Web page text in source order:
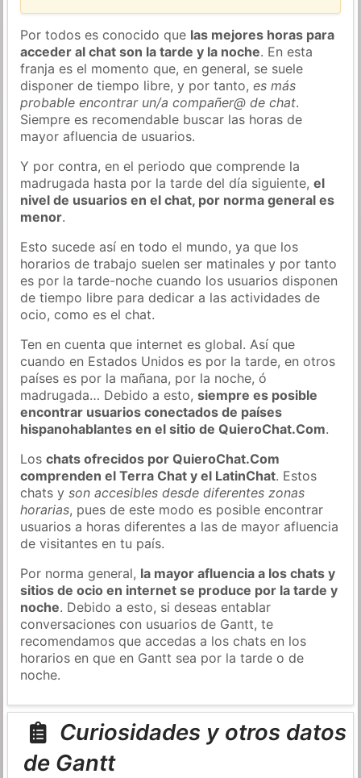
Por todos es conocido que las mejores horas para
acceder al chat son la tarde y la noche. En esta
franja es el momento que, en general, se suele
disponer de tiempo libre, y por tanto,es más
probable encontrar un/a compañer@ de chat.
Siempre es recomendable buscar las horas de
mayor afluencia de usuarios.
Y por contra, en el periodo que comprende la
madrugada hasta por la tarde del día siguiente,el
nivel de usuarios en el chat, por norma general es
menor.
Esto sucede así en todo el mundo, ya que los
horarios de trabajo suelen ser matinales y por tanto
es por la tarde-noche cuando los usuarios disponen
de tiempo libre para dedicar a las actividades de
ocio, como es el chat.
Ten en cuenta que internet es global. Así que
cuando en Estados Unidos es por la tarde, en otros
países es por la mañana, por la noche, ó
madrugada… Debido a esto,siempre es posible
encontrar usuarios conectados de países
hispanohablantes en el sitio de QuieroChat.Com.
Loschats ofrecidos por QuieroChat.Com
comprenden el Terra Chat y el LatinChat. Estos
chats yson accesibles desde diferentes zonas
horarias, pues de este modo es posible encontrar
usuarios a horas diferentes a las de mayor afluencia
de visitantes en tu país.
Por norma general, la mayor afluencia a los chats y
sitios de ocio en internet se produce por la tarde y
noche. Debido a esto, si deseas entablar
conversaciones con usuarios de Gantt, te
recomendamos que accedas a los chats en los
horarios en que en Gantt sea por la tarde o de
noche.
Curiosidades y otros datos
de Gantt